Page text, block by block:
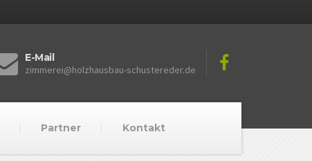
E-Mail
zimmerei@holzhausbau-schustereder.de
Partner Kontakt